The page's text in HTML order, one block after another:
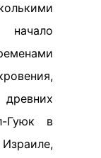
начало
Гуюк в